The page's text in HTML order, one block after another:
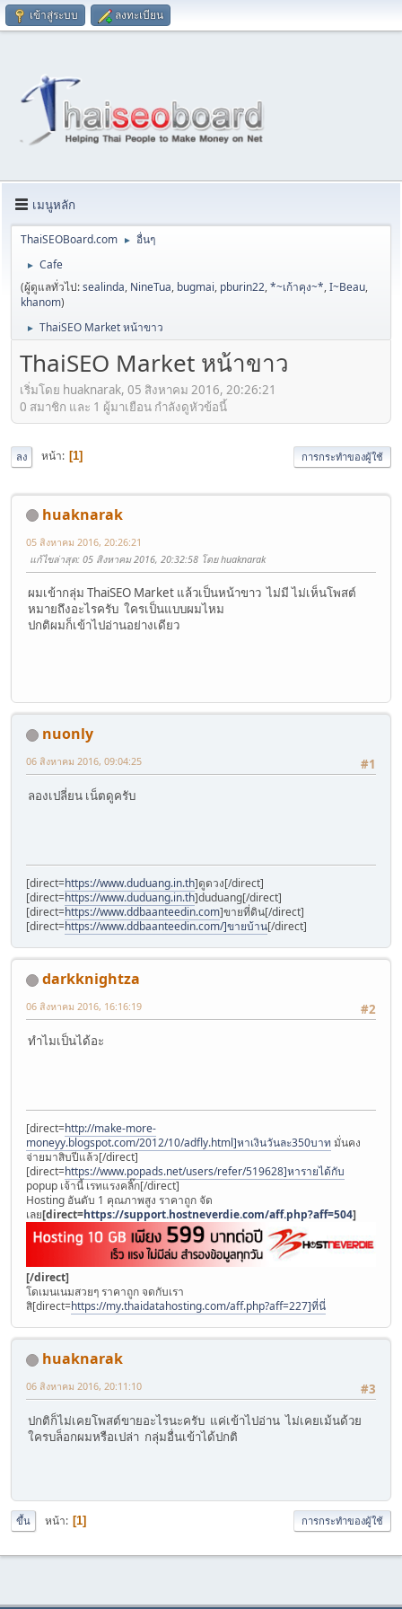
เข้าสู่ระบบ ลงทะเบียน
เมนูหลัก
ThaiSEOBoard.com ► อื่นๆ
►
Cafe
(ผู้ดูแลทั่วไป:sealinda, NineTua, bugmai, pburin22,*~เก้าคุง~*,I~Beau,
khanom)
► ThaiSEO Market หน้าขาว
ThaiSEO Market หน้าขาว
เริ่มโดย huaknarak, 05 สิงหาคม 2016, 20:26:21
0 สมาชิก และ 1 ผู้มาเยือน กำลังดูหัวข้อนี้
ลง หน้า 1 การกระทำของผู้ใช้
huaknarak
05 สิงหาคม 2016, 20:26:21
แก้ไขล่าสุด: 05 สิงหาคม 2016, 20:32:58 โดย huaknarak
ผมเข้ากลุ่ม ThaiSEO Market แล้วเป็นหน้าขาว ไม่มี ไม่เห็นโพสต์
หมายถึงอะไรครับ ใครเป็นแบบผมไหม
ปกติผมก็เข้าไปอ่านอย่างเดียว
nuonly
#1
06 สิงหาคม 2016, 09:04:25
ลองเปลี่ยน เน็ตดูครับ
[direct=https://www.duduang.in.th]ดูดวง[/direct]
[direct=https://www.duduang.in.th]duduang[/direct]
[direct=https://www.ddbaanteedin.com]ขายที่ดิน[/direct]
[direct=https://www.ddbaanteedin.com/]ขายบ้าน[/direct]
darkknightza
#2
06 สิงหาคม 2016, 16:16:19
ทำไมเป็นได้อะ
[direct=http://make-more-
moneyy.blogspot.com/2012/10/adfly.html]หาเงินวันละ350บาท มั่นคง
จ่ายมาสิบปีแล้ว[/direct]
[direct=https://www.popads.net/users/refer/519628]หารายได้กับ
popup เจ้านี้ เรทแรงคลิ๊ก[/direct]
Hosting อันดับ 1 คุณภาพสูง ราคาถูก จัด
เลย[direct=https://support.hostneverdie.com/aff.php?aff=504]
[/direct]
โดเมนเนมสวยๆ ราคาถูก จดกับเรา
สิ[direct=https://my.thaidatahosting.com/aff.php?aff=227]ที่นี่
huaknarak
#3
06 สิงหาคม 2016, 20:11:10
ปกติก็ไม่เคยโพสต์ขายอะไรนะครับ แค่เข้าไปอ่าน ไม่เคยเม้นด้วย
ใครบล็อกผมหรือเปล่า กลุ่มอื่นเข้าได้ปกติ
ขึ้น หน้า 1 การกระทำของผู้ใช้